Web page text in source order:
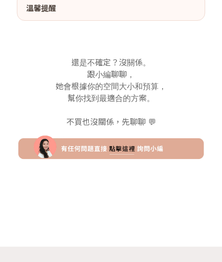
溫馨提醒
還是不確定？沒關係。
跟小編聊聊，
她會根據你的空間大小和預算，
幫你找到最適合的方案。
不買也沒關係，先聊聊 💬